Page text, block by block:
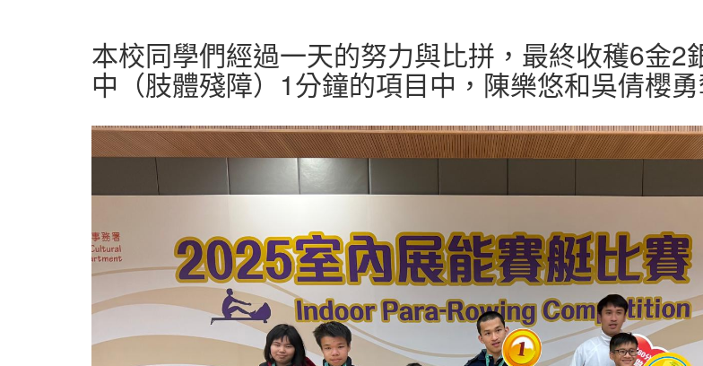
本校同學們經過一天的努力與比拼，最終收穫6金2
中（肢體殘障）1分鐘的項目中，陳樂悠和吳倩櫻